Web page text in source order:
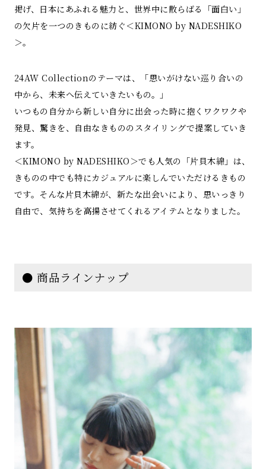
掲げ、日本にあふれる魅力と、世界中に散らばる「面白い」
の欠片を一つのきものに紡ぐ＜KIMONO by NADESHIKO
＞。
24AW Collectionのテーマは、「思いがけない巡り合いの
中から、未来へ伝えていきたいもの。」
いつもの自分から新しい自分に出会った時に抱くワクワクや
発見、驚きを、自由なきもののスタイリングで提案していき
ます。
＜KIMONO by NADESHIKO＞でも人気の「片貝木綿」は、
きものの中でも特にカジュアルに楽しんでいただけるきもの
です。そんな片貝木綿が、新たな出会いにより、思いっきり
自由で、気持ちを高揚させてくれるアイテムとなりました。
● 商品ラインナップ